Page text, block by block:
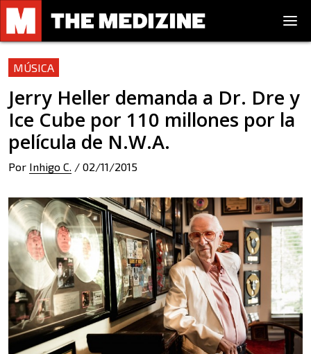
MÚSICA
Jerry Heller demanda a Dr. Dre y
Ice Cube por 110 millones por la
película de N.W.A.
Por Inhigo C. / 02/11/2015